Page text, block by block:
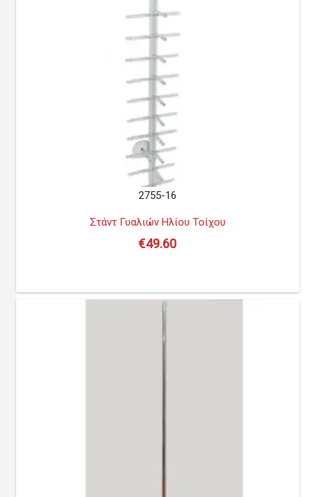
2755-16
Στάντ Γυαλιών Ηλίου Τοίχου
€49.60